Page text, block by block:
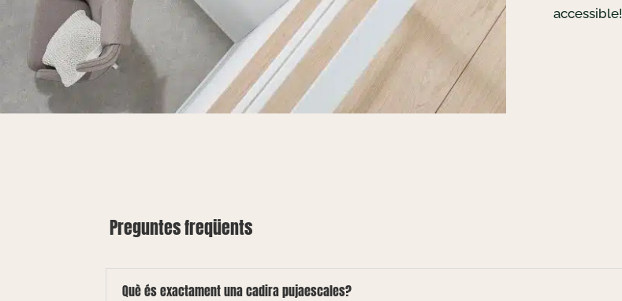
accessible!
Preguntes freqüents
Què és exactament una cadira pujaescales?